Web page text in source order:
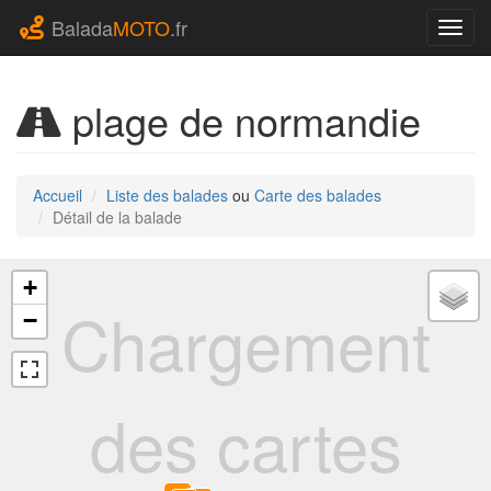
BaladaMOTO.fr
plage de normandie
Accueil Liste des balades ou Carte des balades
Détail de la balade
Chargement
des cartes
+
−